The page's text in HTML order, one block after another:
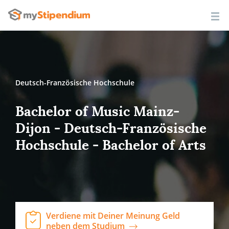
Deutsch-Französische Hochschule
Bachelor of Music Mainz-
Dijon - Deutsch-Französische
Hochschule - Bachelor of Arts
Verdiene mit Deiner Meinung Geld
neben dem Studium